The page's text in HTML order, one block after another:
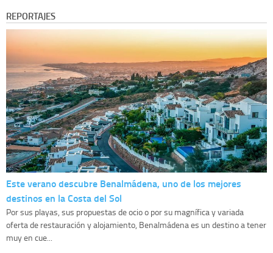
REPORTAJES
Este verano descubre Benalmádena, uno de los mejores
destinos en la Costa del Sol
Por sus playas, sus propuestas de ocio o por su magnífica y variada
oferta de restauración y alojamiento, Benalmádena es un destino a tener
muy en cue...